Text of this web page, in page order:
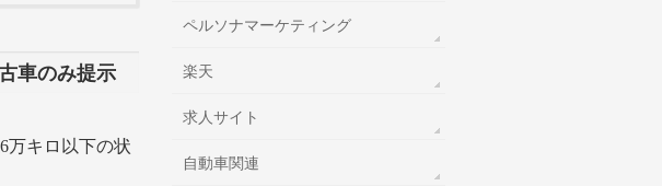
車のみ提示
万キロ以下の状
ペルソナマーケティング
楽天
求人サイト
自動車関連